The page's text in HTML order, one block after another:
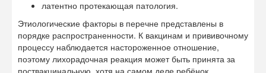
латентно протекающая патология.
Этиологические факторы в перечне представлены в
порядке распространенности. К вакцинам и прививочному
процессу наблюдается настороженное отношение,
поэтому лихорадочная реакция может быть принята за
поствакцинальную, хотя на самом деле ребёнок